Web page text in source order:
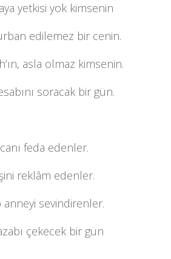
yetkisi yok kimsenin
edilemez bir cenin.
asla olmaz kimsenin.
soracak bir gün.
feda edenler.
reklâm edenler.
sevindirenler.
çekecek bir gün